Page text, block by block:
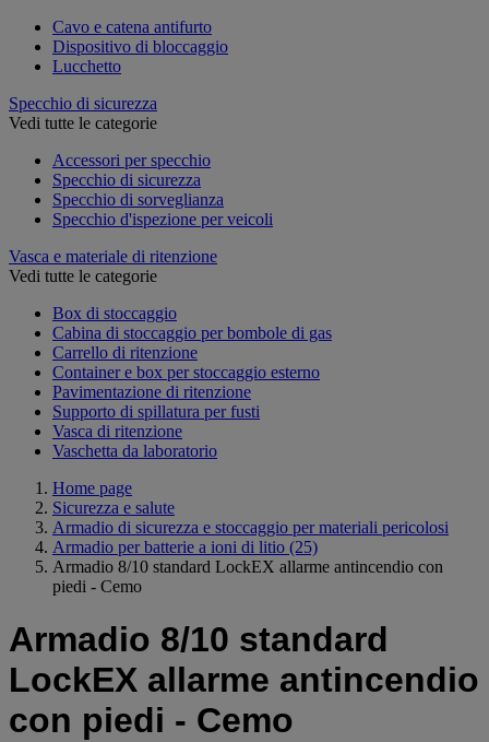
Cavo e catena antifurto
Dispositivo di bloccaggio
Lucchetto
Specchio di sicurezza
Vedi tutte le categorie
Accessori per specchio
Specchio di sicurezza
Specchio di sorveglianza
Specchio d'ispezione per veicoli
Vasca e materiale di ritenzione
Vedi tutte le categorie
Box di stoccaggio
Cabina di stoccaggio per bombole di gas
Carrello di ritenzione
Container e box per stoccaggio esterno
Pavimentazione di ritenzione
Supporto di spillatura per fusti
Vasca di ritenzione
Vaschetta da laboratorio
Home page
Sicurezza e salute
Armadio di sicurezza e stoccaggio per materiali pericolosi
Armadio per batterie a ioni di litio (25)
Armadio 8/10 standard LockEX allarme antincendio con
piedi - Cemo
Armadio 8/10 standard
LockEX allarme antincendio
con piedi - Cemo